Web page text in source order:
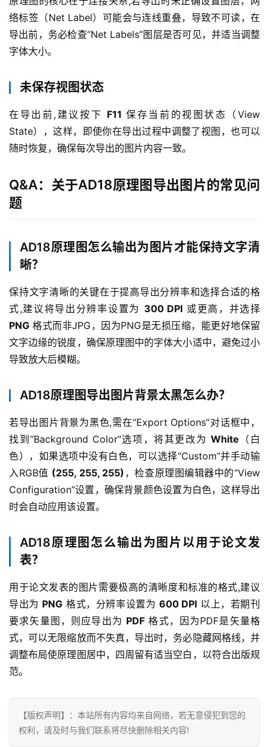
络标签（Net Label）可能会与连线重叠，导致不可读，在
导出前，务必检查“Net Labels”图层是否可见，并适当调整
字体大小。
未保存视图状态
在导出前,建议按下 F11 保存当前的视图状态（View
State），这样，即使你在导出过程中调整了视图，也可以
随时恢复，确保每次导出的图片内容一致。
Q&A：关于AD18原理图导出图片的常见问
题
AD18原理图怎么输出为图片才能保持文字清
晰？
保持文字清晰的关键在于提高导出分辨率和选择合适的格
式,建议将导出分辨率设置为 300 DPI
PNG 格式而非JPG，因为PNG是无损压缩，能更好地保留
文字边缘的锐度，确保原理图中的字体大小适中，避免过小
导致放大后模糊。
AD18原理图导出图片背景太黑怎么办？
若导出图片背景为黑色,需在“Export Options”对话框中，
找到“Background Color”选项，将其更改为 White （白
色），如果选项中没有白色，可以选择“Custom”并手动输
入RGB值 (255, 255, 255) ，检查原理图编辑器中的“View
Configuration”设置，确保背景颜色设置为白色，这样导出
时会自动应用该设置。
AD18原理图怎么输出为图片以用于论文发
表？
用于论文发表的图片需要极高的清晰度和标准的格式,建议
导出为 PNG 格式，分辨率设置为 600 DPI 以上，若期刊
要求矢量图，则应导出为 PDF 格式，因为PDF是矢量格
式，可以无限缩放而不失真，导出时，务必隐藏网格线，并
调整布局使原理图居中，四周留有适当空白，以符合出版规
范。
【版权声明】：本站所有内容均来自网络，若无意侵犯到您的
权利，请及时与我们联系将尽快删除相关内容!